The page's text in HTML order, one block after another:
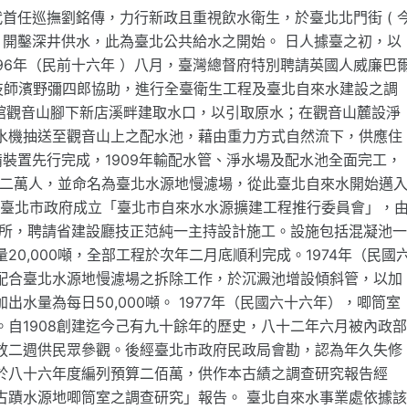
任巡撫劉銘傳，力行新政且重視飲水衛生，於臺北北門街 (
鑿深井供水，此為臺北公共給水之開始。 日人據臺之初，以
年（民前十六年 ）八月，臺灣總督府特別聘請英國人威廉巴
濱野彌四郎協助，進行全臺衛生工程及臺北自來水建設之調
音山腳下新店溪畔建取水口，以引取原水；在觀音山麓設淨
抽送至觀音山上之配水池，藉由重力方式自然流下，供應住
置先行完成，1909年輸配水管、淨水場及配水池全面完工，
人，並命名為臺北水源地慢濾場，從此臺北自來水開始邁入
北市政府成立「臺北市自來水水源擴建工程推行委員會」，由
，聘請省建設廳技正范純一主持設計施工。設施包括混凝池一
噸，全部工程於次年二月底順利完成。1974年（民國
臺北水源地慢濾場之拆除工作，於沉澱池增設傾斜管，以加
水量為每日50,000噸。 1977年（民國六十六年），唧筒室
1908創建迄今己有九十餘年的歷史，八十二年六月被內政部
週供民眾參觀。後經臺北市政府民政局會勘，認為年久失修
十六年度編列預算二佰萬，供作本古績之調查研究報告經
水源地唧筒室之調查研究」報告。 臺北自來水事業處依據該